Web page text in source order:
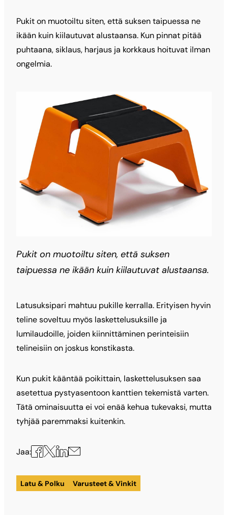
Pukit on muotoiltu siten, että suksen taipuessa ne
ikään kuin kiilautuvat alustaansa. Kun pinnat pitää
puhtaana, siklaus, harjaus ja korkkaus hoituvat ilman
ongelmia.
Pukit on muotoiltu siten, että suksen
taipuessa ne ikään kuin kiilautuvat alustaansa.
Latusuksipari mahtuu pukille kerralla. Erityisen hyvin
teline soveltuu myös laskettelusuksille ja
lumilaudoille, joiden kiinnittäminen perinteisiin
telineisiin on joskus konstikasta.
Kun pukit kääntää poikittain, laskettelusuksen saa
asetettua pystyasentoon kanttien tekemistä varten.
Tätä ominaisuutta ei voi enää kehua tukevaksi, mutta
tyhjää paremmaksi kuitenkin.
Jaa: Jaa
Facebookissa
Jaa
X:ssä
Jaa
LinkedInissä
Jaa
sähköpostilla
Latu & Polku Varusteet & Vinkit